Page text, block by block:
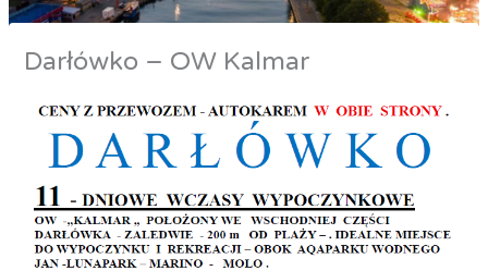
Darłówko – OW Kalmar